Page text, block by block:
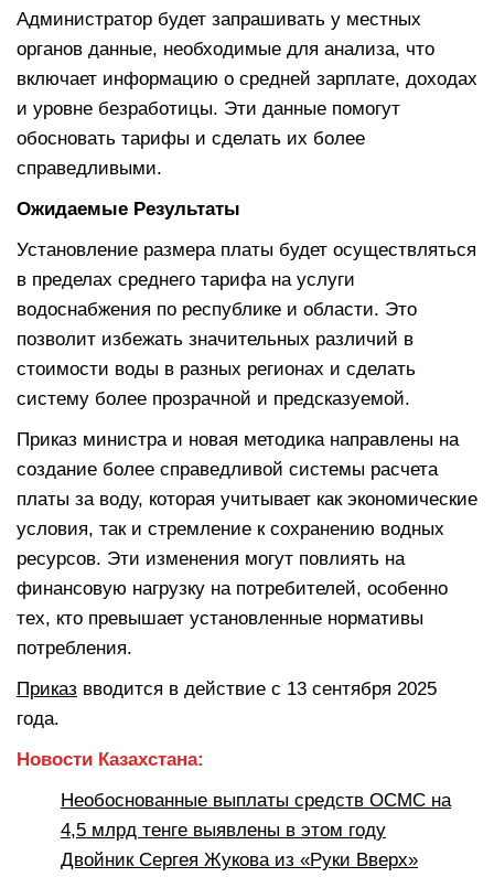
Администратор будет запрашивать у местных
органов данные, необходимые для анализа, что
включает информацию о средней зарплате, доходах
и уровне безработицы. Эти данные помогут
обосновать тарифы и сделать их более
справедливыми.
Ожидаемые Результаты
Установление размера платы будет осуществляться
в пределах среднего тарифа на услуги
водоснабжения по республике и области. Это
позволит избежать значительных различий в
стоимости воды в разных регионах и сделать
систему более прозрачной и предсказуемой.
Приказ министра и новая методика направлены на
создание более справедливой системы расчета
платы за воду, которая учитывает как экономические
условия, так и стремление к сохранению водных
ресурсов. Эти изменения могут повлиять на
финансовую нагрузку на потребителей, особенно
тех, кто превышает установленные нормативы
потребления.
Приказ вводится в действие с 13 сентября 2025
года.
Новости Казахстана:
Необоснованные выплаты средств ОСМС на
4,5 млрд тенге выявлены в этом году
Двойник Сергея Жукова из «Руки Вверх»